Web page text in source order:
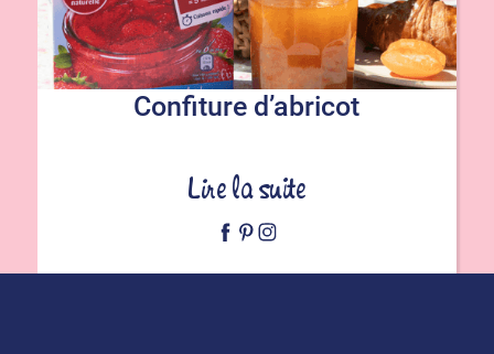
Confiture d’abricot
Lire la suite